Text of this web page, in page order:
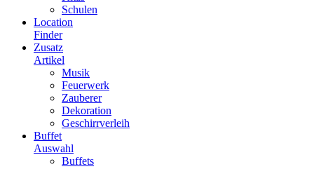
Schulen
Location
Finder
Zusatz
Artikel
Musik
Feuerwerk
Zauberer
Dekoration
Geschirrverleih
Buffet
Auswahl
Buffets